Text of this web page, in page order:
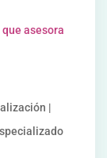
asesora
|